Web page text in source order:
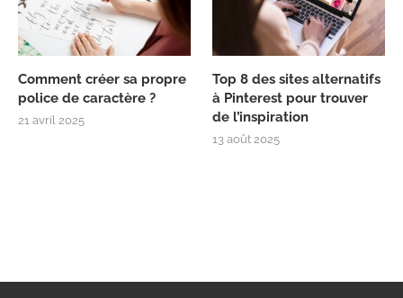
Comment créer sa propre
police de caractère ?
21 avril 2025
Top 8 des sites alternatifs
à Pinterest pour trouver
de l’inspiration
13 août 2025